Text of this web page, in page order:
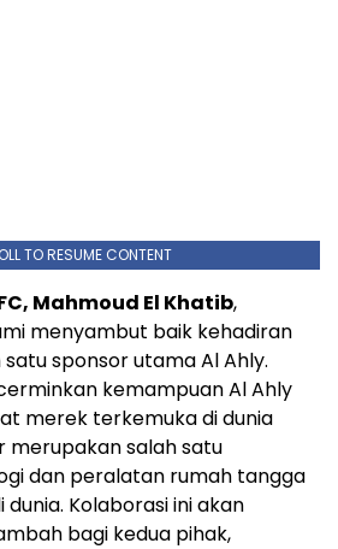
TO RESUME CONTENT
Mahmoud El Khatib,
menyambut baik kehadiran
sponsor utama Al Ahly.
kemampuan Al Ahly
merek terkemuka di dunia
merupakan salah satu
dan peralatan rumah tangga
Kolaborasi ini akan
bagi kedua pihak,